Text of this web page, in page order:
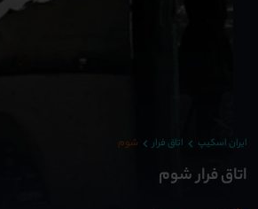
ایران اسکیپ اتاق فرار شوم
اتاق فرار شوم